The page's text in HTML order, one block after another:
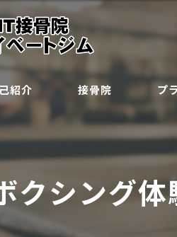
紹介 接骨院 プ
クラ
ジュ
予約
クシング